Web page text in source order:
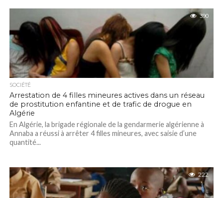
390
SOCIÉTÉ
Arrestation de 4 filles mineures actives dans un réseau
de prostitution enfantine et de trafic de drogue en
Algérie
En Algérie, la brigade régionale de la gendarmerie algérienne à
Annaba a réussi à arrêter 4 filles mineures, avec saisie d’une
quantité...
222